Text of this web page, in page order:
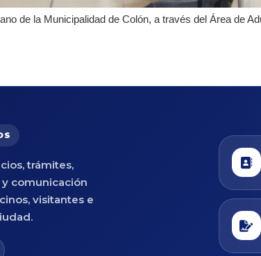
de la Municipalidad de Colón, a través del Área de
trámites,
comunicación
visitantes e